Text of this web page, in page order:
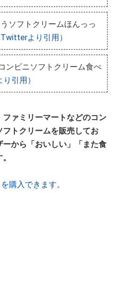
ソフトクリームほんっっ
Twitterより引用）
ンビニソフトクリーム食べ
引用）
ァミリーマートなどのコン
トクリームを販売してお
から「おいしい」「また食
購入できます。